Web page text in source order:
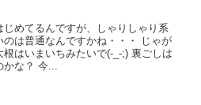
めてるんですが、しゃりしゃり系
は普通なんですかね・・・ じゃが
はいまいちみたいで(-_-;) 裏ごしは
な？ 今...